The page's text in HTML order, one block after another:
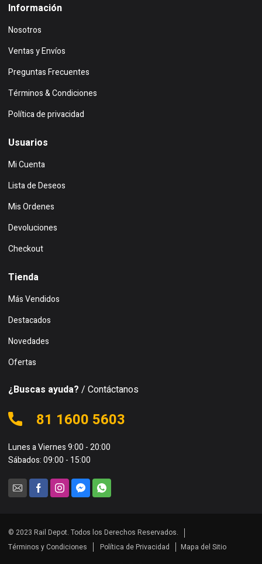
Información
Nosotros
Ventas y Envíos
Preguntas Frecuentes
Términos & Condiciones
Política de privacidad
Usuarios
Mi Cuenta
Lista de Deseos
Mis Ordenes
Devoluciones
Checkout
Tienda
Más Vendidos
Destacados
Novedades
Ofertas
¿Buscas ayuda? / Contáctanos
81 1600 5603
Lunes a Viernes 9:00 - 20:00
Sábados: 09:00 - 15:00
© 2023 Rail Depot. Todos los Derechos Reservados.
Términos y Condiciones
Política de Privacidad Mapa del Sitio